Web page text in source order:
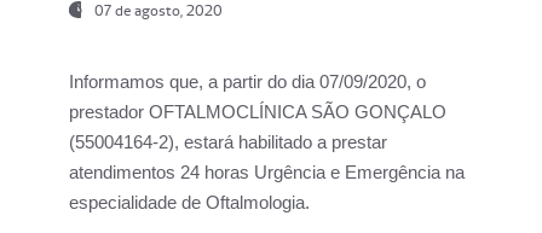
07 de agosto, 2020
Informamos que, a partir do dia07/09/2020, o
prestador OFTALMOCLÍNICA SÃO GONÇALO
(55004164-2), estará habilitado a prestar
atendimentos 24 horas Urgência e Emergência na
especialidade de Oftalmologia.